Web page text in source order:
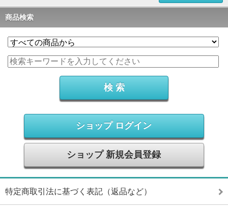
商品検索
ショップ ログイン
ショップ 新規会員登録
特定商取引法に基づく表記（返品など）